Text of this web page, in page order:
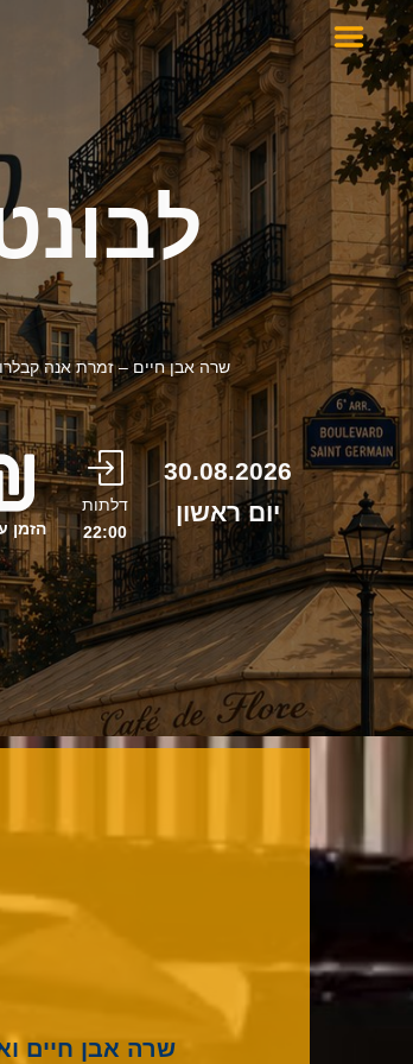
שרה אבן חיים – זמרת אנה
30.08.2026
יום ראשון
דלתות
22:00
הזמן
שרה אבן חיים ואנה